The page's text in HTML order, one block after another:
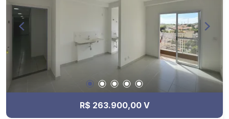
R$ 263.900,00 V